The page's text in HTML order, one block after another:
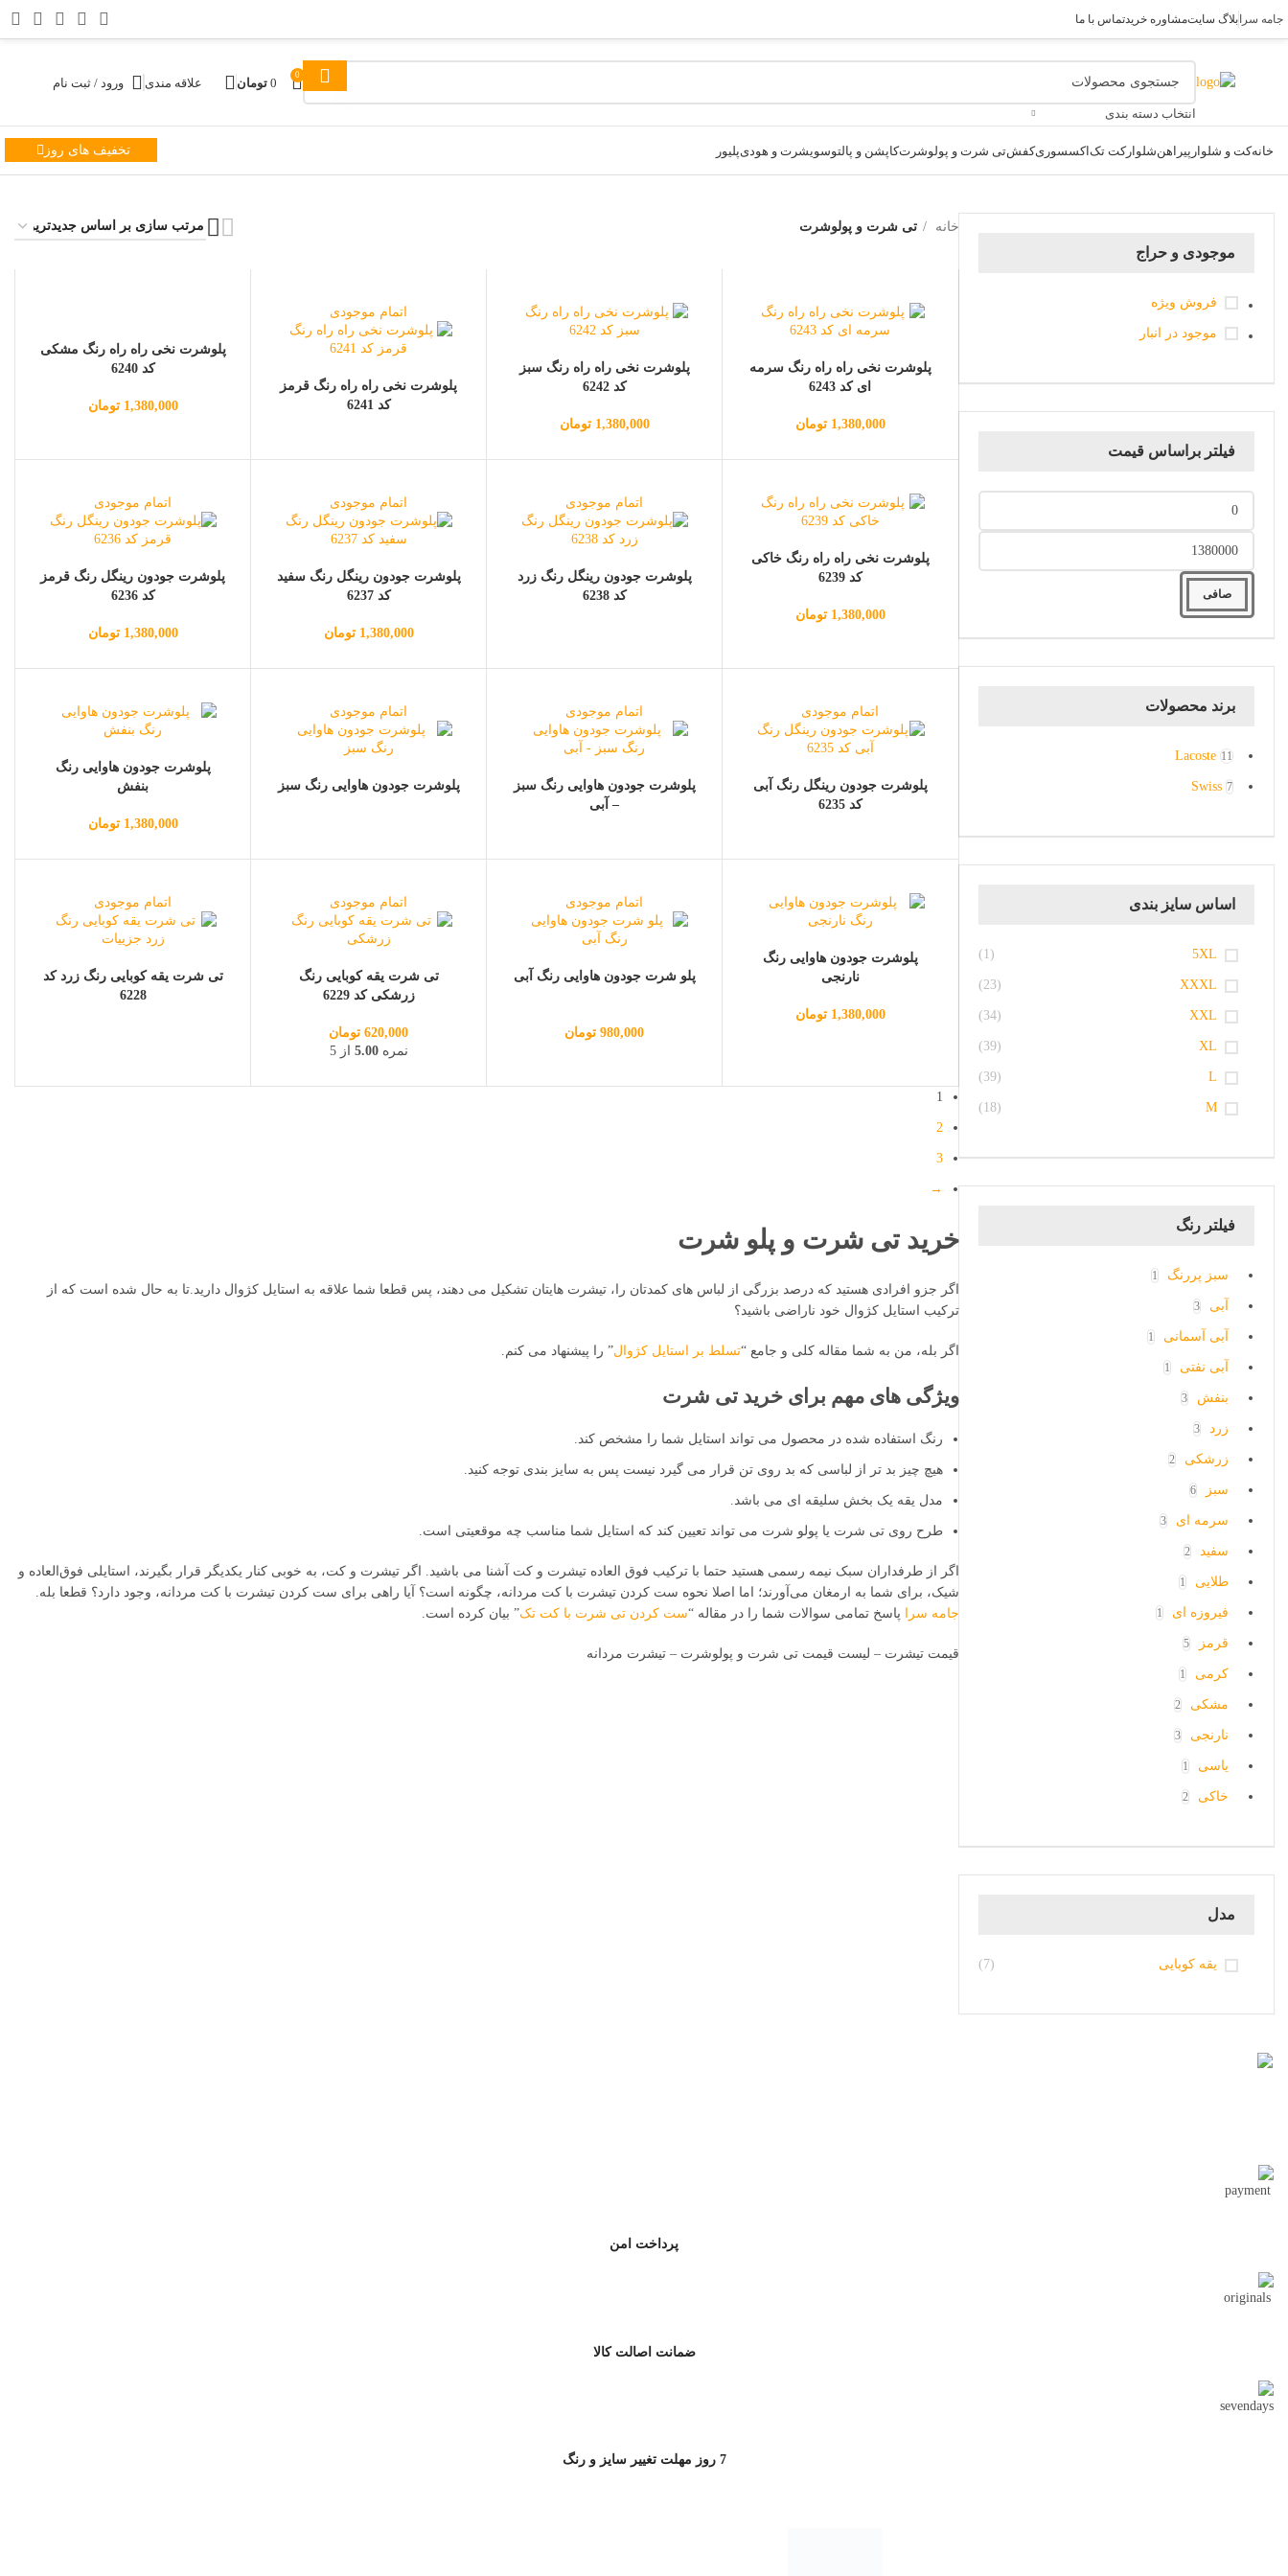
جامه سرا بلاگ سایتمشاوره خریدتماس با ما
انتخاب دسته بندی
0
0 تومان علاقه مندی ورود / ثبت نام
خانهکت و شلوار پیراهنشلوارکت تکاکسسوریکفشتی شرت و پولوشرتکاپشن و پالتوسویشرت و هودیپلیور تخفیف های روز
موجودی و حراج
فروش ویژه
موجود در انبار
فیلتر براساس قیمت
صافی
برند محصولات
Lacoste 11
Swiss 7
اساس سایز بندی
5XL
(1)
XXXL
(23)
XXL
(34)
XL
(39)
L
(39)
M
(18)
فیلتر رنگ
سبز پررنگ 1
آبی 3
آبی آسمانی 1
آبی نفتی 1
بنفش 3
زرد 3
زرشکی 2
سبز 6
سرمه ای 3
سفید 2
طلایی 1
فیروزه ای 1
قرمز 5
کرمی 1
مشکی 2
نارنجی 3
یاسی 1
خاکی 2
مدل
یقه کوبایی (7)
خانه تی شرت و پولوشرت
پلوشرت نخی راه راه رنگ سرمه
ای کد 6243
1,380,000 تومان
پلوشرت نخی راه راه رنگ سبز
کد 6242
1,380,000 تومان
اتمام موجودی
پلوشرت نخی راه راه رنگ قرمز
کد 6241
پلوشرت نخی راه راه رنگ مشکی
کد 6240
1,380,000 تومان
پلوشرت نخی راه راه رنگ خاکی
کد 6239
1,380,000 تومان
اتمام موجودی
پلوشرت جودون رینگل رنگ زرد
کد 6238
اتمام موجودی
پلوشرت جودون رینگل رنگ سفید
کد 6237
1,380,000 تومان
اتمام موجودی
پلوشرت جودون رینگل رنگ قرمز
کد 6236
1,380,000 تومان
اتمام موجودی
پلوشرت جودون رینگل رنگ آبی
کد 6235
اتمام موجودی
پلوشرت جودون هاوایی رنگ سبز
– آبی
اتمام موجودی
پلوشرت جودون هاوایی رنگ سبز
پلوشرت جودون هاوایی رنگ
بنفش
1,380,000 تومان
پلوشرت جودون هاوایی رنگ
نارنجی
1,380,000 تومان
اتمام موجودی
پلو شرت جودون هاوایی رنگ آبی
980,000 تومان
اتمام موجودی
تی شرت یقه کوبایی رنگ
زرشکی کد 6229
620,000 تومان
نمره5.00 از 5
اتمام موجودی
تی شرت یقه کوبایی رنگ زرد کد
6228
1
2
3
→
خرید تی شرت و پلو شرت
اگر جزو افرادی هستید که درصد بزرگی از لباس های کمدتان را، تیشرت هایتان تشکیل می دهند، پس قطعا شما علاقه به استایل کژوال دارید.تا به حال شده است که از
ترکیب استایل کژوال خود ناراضی باشید؟
اگر بله، من به شما مقاله کلی و جامع “تسلط بر استایل کژوال” را پیشنهاد می کنم.
ویژگی های مهم برای خرید تی شرت
رنگ استفاده شده در محصول می تواند استایل شما را مشخص کند.
هیچ چیز بد تر از لباسی که بد روی تن قرار می گیرد نیست پس به سایز بندی توجه کنید.
مدل یقه یک بخش سلیقه ای می باشد.
طرح روی تی شرت یا پولو شرت می تواند تعیین کند که استایل شما مناسب چه موقعیتی است.
اگر از طرفداران سبک نیمه رسمی هستید حتما با ترکیب فوق العاده تیشرت و کت آشنا می باشید. اگر تیشرت و کت، به خوبی کنار یکدیگر قرار بگیرند، استایلی فوق‌العاده و
شیک، برای شما به ارمغان می‌آورند؛ اما اصلا نحوه ست کردن تیشرت با کت مردانه، چگونه است؟ آیا راهی برای ست کردن تیشرت با کت مردانه، وجود دارد؟ قطعا بله.
جامه سرا
پاسخ تمامی سوالات شما را در مقاله “ست کردن تی شرت با کت تک” بیان کرده است.
قیمت تیشرت – لیست قیمت تی شرت و پولوشرت – تیشرت مردانه
پرداخت امن
ضمانت اصالت کالا
7 روز مهلت تغییر سایز و رنگ